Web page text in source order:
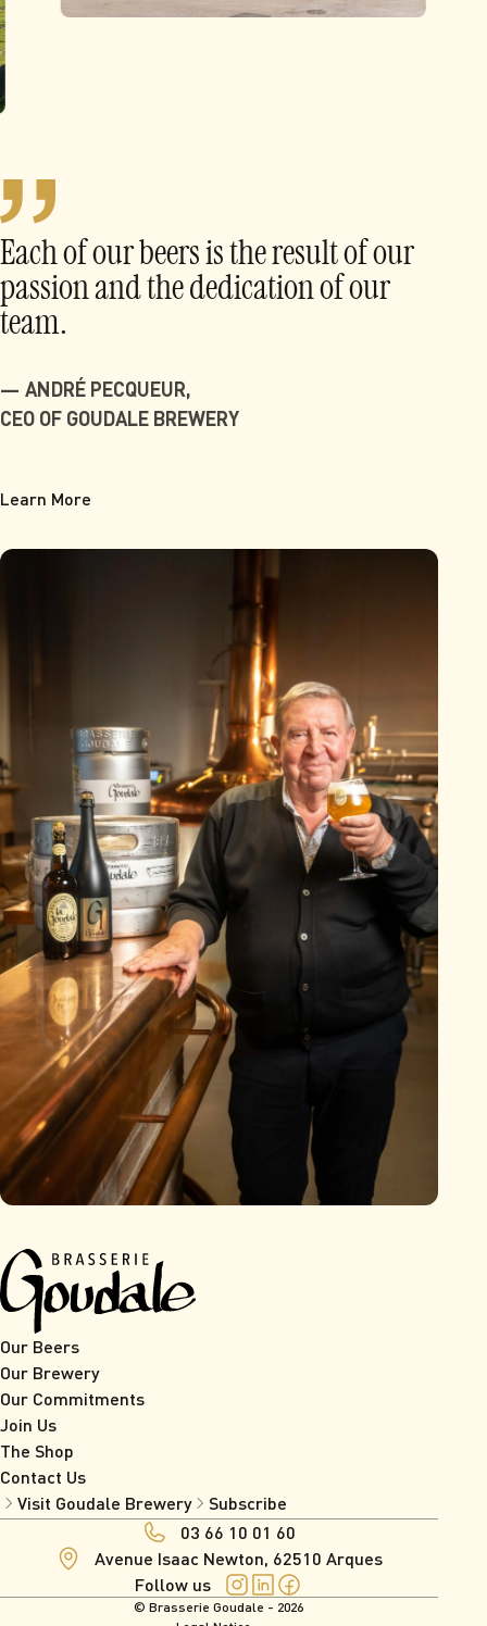
Each of our beers is the result of our
passion and the dedication of our
team.
ANDRÉ PECQUEUR,
CEO OF GOUDALE BREWERY
Learn More
Our Beers
Our Brewery
Our Commitments
Join Us
The Shop
Contact Us
Visit Goudale Brewery
Subscribe
03 66 10 01 60
Avenue Isaac Newton, 62510 Arques
Follow us
© Brasserie Goudale - 2026